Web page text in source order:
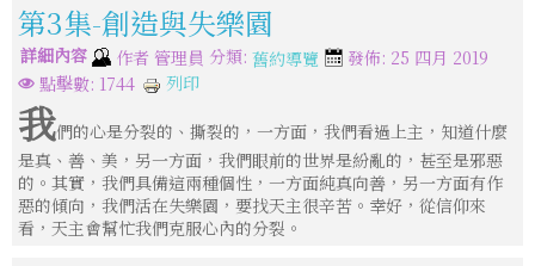
第3集-創造與失樂園
詳細內容 作者 管理員 分類: 舊約導覽
發佈: 25 四月 2019
點擊數: 1744
列印
我們的心是分裂的、撕裂的，一方面，我們看過上主，知道什麼
是真、善、美，另一方面，我們眼前的世界是紛亂的，甚至是邪惡
的。其實，我們具備這兩種個性，一方面純真向善，另一方面有作
惡的傾向，我們活在失樂園，要找天主很辛苦。幸好，從信仰來
看，天主會幫忙我們克服心內的分裂。